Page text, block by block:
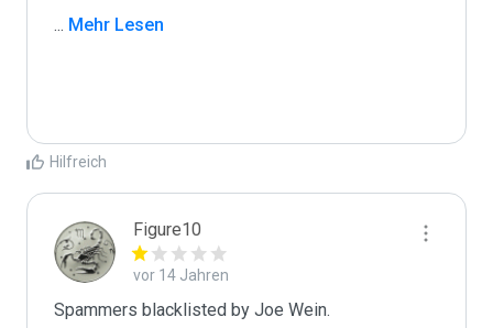
... Mehr Lesen
Hilfreich
Figure10
vor 14 Jahren
Spammers blacklisted by Joe Wein.